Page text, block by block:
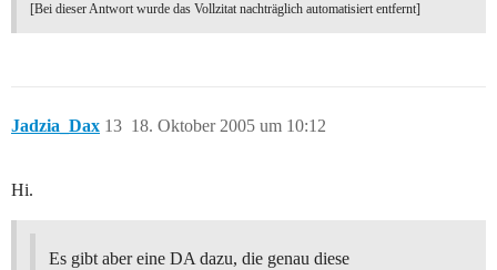
[Bei dieser Antwort wurde das Vollzitat nachträglich automatisiert entfernt]
Jadzia_Dax 18. Oktober 2005 um 10:12
13
Hi.
Es gibt aber eine DA dazu, die genau diese